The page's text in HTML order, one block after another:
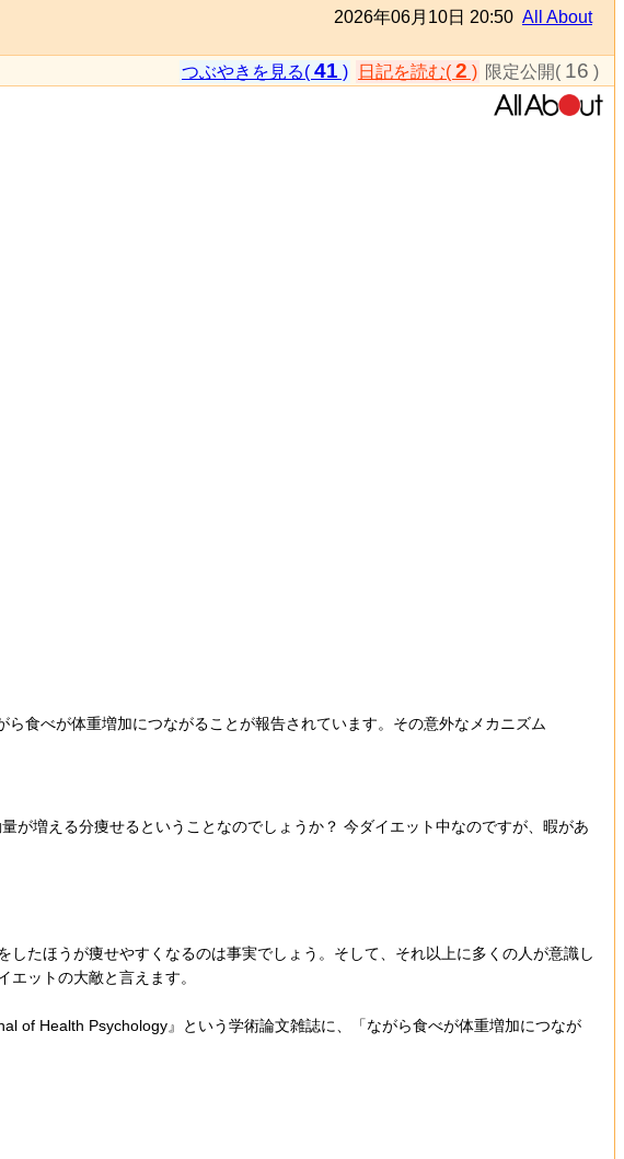
2026年06月10日 20:50 All About
つぶやきを見る( 41 ) 日記を読む( 2 ) 限定公開( 16 )
食べが体重増加につながることが報告されています。その意外なメカニズム
が増える分痩せるということなのでしょうか？ 今ダイエット中なのですが、暇があ
たほうが痩せやすくなるのは事実でしょう。そして、それ以上に多くの人が意識し
ットの大敵と言えます。
of Health Psychology』という学術論文雑誌に、「ながら食べが体重増加につなが